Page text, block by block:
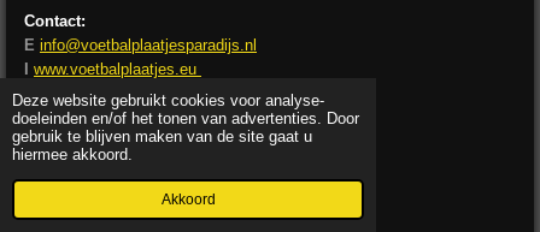
Deze website gebruikt cookies voor analyse-
doeleinden en/of het tonen van advertenties. Door
gebruik te blijven maken van de site gaat u
hiermee akkoord.
Akkoord
Contact:
E info@voetbalplaatjesparadijs.nl
www.voetbalplaatjes.eu
Iwww.voetbalplaatjesparadijs.nl
Iwww.soccercardsparadise.com
© 2021-2026 Voetbalplaatjes Paradijs
een divisie van Tuinenburg Trading Company (TTC)
Kamer van Koophandel nr.: 92414788